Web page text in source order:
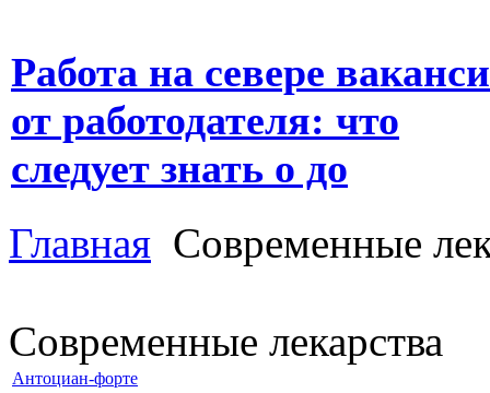
Работа на севере
от работодателя: что
следует знать о до
Главная Современные
Современные лекарства
Антоциан-форте